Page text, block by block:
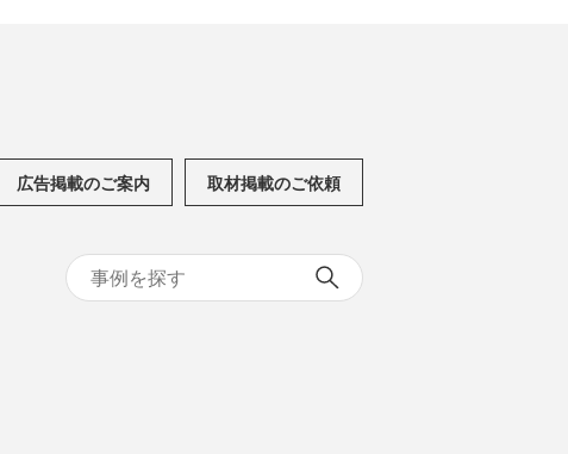
広告掲載のご案内 取材掲載のご依頼